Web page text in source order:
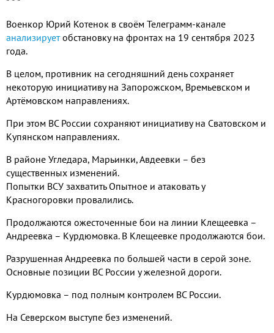
Военкор Юрий Котенок в своём Телеграмм-канале
анализируетобстановку на фронтах на 19 сентября 2023
года.
В целом, противник на сегодняшний день сохраняет
некоторую инициативу на Запорожском, Времьевском и
Артёмовском направлениях.
При этом ВС России сохраняют инициативу на Сватовском и
Купянском направлениях.
В районе Угледара, Марьинки, Авдеевки – без
существенных изменений.
Попытки ВСУ захватить Опытное и атаковать у
Красногоровки провалились.
Продолжаются ожесточенные бои на линии Клещеевка –
Андреевка – Курдюмовка. В Клещеевке продолжаются бои.
Разрушенная Андреевка по большей части в серой зоне.
Основные позиции ВС России у железной дороги.
Курдюмовка – под полным контролем ВС России.
На Северском выступе без изменений.